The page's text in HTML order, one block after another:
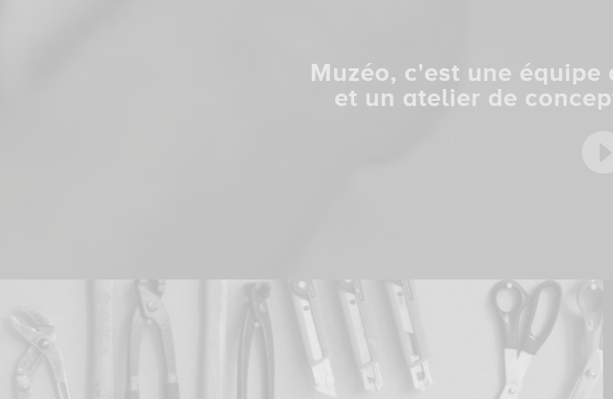
Muzéo, c'est une équipe
et un atelier de